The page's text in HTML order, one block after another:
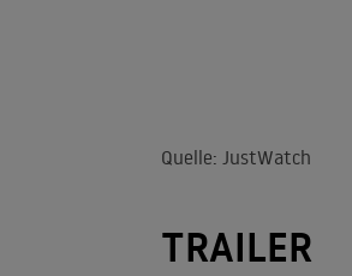
Quelle: JustWatch
TRAILER